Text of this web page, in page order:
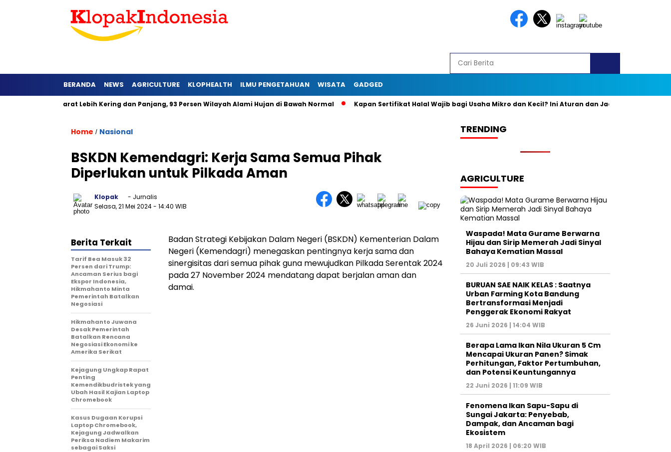
BERANDA NEWS AGRICULTURE KLOPHEALTH ILMU PENGETAHUAN WISATA GADGED
di Jawa Barat Lebih Kering dan Panjang, 93 Persen Wilayah Alami Hujan di Bawah Normal Kapan Sertifikat Halal Wajib bagi Usaha Mikro dan Kecil? Ini Aturan dan Jadwal Resminya
Home / Nasional
BSKDN Kemendagri: Kerja Sama Semua Pihak
Diperlukan untuk Pilkada Aman
Klopak
- Jurnalis
Selasa, 21 Mei 2024- 14:40 WIB
Badan Strategi Kebijakan Dalam Negeri (BSKDN) Kementerian Dalam
Negeri (Kemendagri) menegaskan pentingnya kerja sama dan
sinergisitas dari semua pihak guna mewujudkan Pilkada Serentak 2024
pada 27 November 2024 mendatang dapat berjalan aman dan
damai.
Berita Terkait
Tarif Bea Masuk 32
Persen dari Trump:
Ancaman Serius bagi
Ekspor Indonesia,
Hikmahanto Minta
Pemerintah Batalkan
Negosiasi
Hikmahanto Juwana
Desak Pemerintah
Batalkan Rencana
Negosiasi Ekonomi ke
Amerika Serikat
Kejagung Ungkap Rapat
Penting
Kemendikbudristek yang
Ubah Hasil Kajian Laptop
Chromebook
Kasus Dugaan Korupsi
Laptop Chromebook,
Kejagung Jadwalkan
Periksa Nadiem Makarim
sebagai Saksi
TRENDING
AGRICULTURE
Waspada! Mata Gurame Berwarna
Hijau dan Sirip Memerah Jadi Sinyal
Bahaya Kematian Massal
20 Juli 2026 | 09:43 WIB
BURUAN SAE NAIK KELAS : Saatnya
Urban Farming Kota Bandung
Bertransformasi Menjadi
Penggerak Ekonomi Rakyat
26 Juni 2026 | 14:04 WIB
Berapa Lama Ikan Nila Ukuran 5 Cm
Mencapai Ukuran Panen? Simak
Perhitungan, Faktor Pertumbuhan,
dan Potensi Keuntungannya
22 Juni 2026 | 11:09 WIB
Fenomena Ikan Sapu-Sapu di
Sungai Jakarta: Penyebab,
Dampak, dan Ancaman bagi
Ekosistem
18 April 2026 | 06:20 WIB